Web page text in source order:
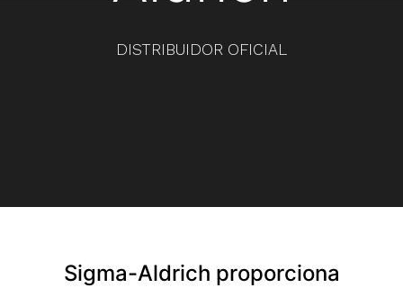
DISTRIBUIDOR OFICIAL
Sigma-Aldrich proporciona